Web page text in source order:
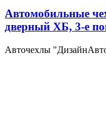
Автомобильные
дверный ХБ, 3-е
Авточехлы